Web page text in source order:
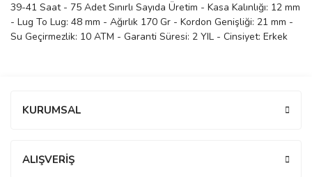
Manoir
39-41 Saat - 75 Adet Sınırlı Sayıda Üretim - Kasa Kalınlığı: 12 mm
- Lug To Lug: 48 mm - Ağırlık 170 Gr - Kordon Genişliği: 21 mm -
Su Geçirmezlik: 10 ATM - Garanti Süresi: 2 YIL - Cinsiyet: Erkek
KURUMSAL
ALIŞVERİŞ